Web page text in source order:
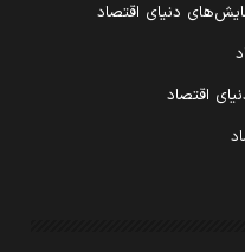
دنیای اقتصاد
اقتصاد